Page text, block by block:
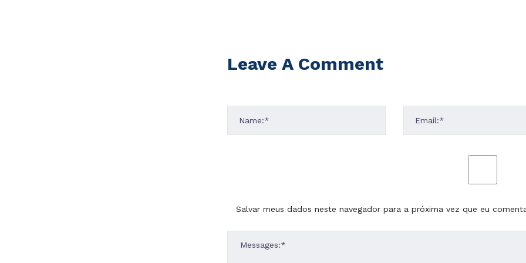
Leave A Comment
Salvar meus dados neste navegador para a próxima vez que eu